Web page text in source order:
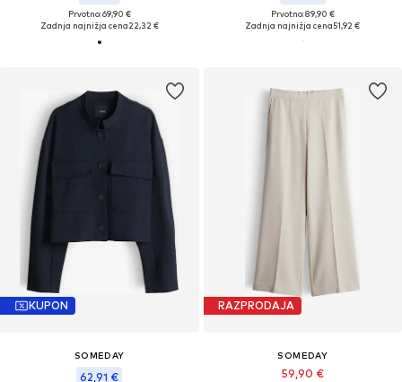
Prvotno: 69,90 €
Zadnja najnižja cena22,32 €
Prvotno: 89,90 €
Zadnja najnižja cena51,92 €
KUPON
SOMEDAY
62,91 €
RAZPRODAJA
SOMEDAY
59,90 €